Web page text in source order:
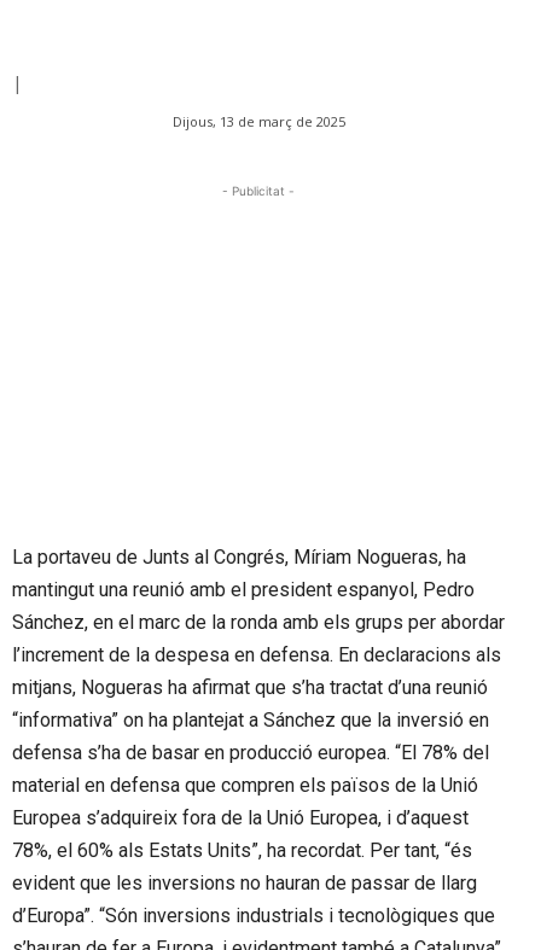
|
Dijous, 13 de març de 2025
- Publicitat -
La portaveu de Junts al Congrés, Míriam Nogueras, ha
mantingut una reunió amb el president espanyol, Pedro
Sánchez, en el marc de la ronda amb els grups per abordar
l’increment de la despesa en defensa. En declaracions als
mitjans, Nogueras ha afirmat que s’ha tractat d’una reunió
“informativa” on ha plantejat a Sánchez que la inversió en
defensa s’ha de basar en producció europea. “El 78% del
material en defensa que compren els països de la Unió
Europea s’adquireix fora de la Unió Europea, i d’aquest
78%, el 60% als Estats Units”, ha recordat. Per tant, “és
evident que les inversions no hauran de passar de llarg
d’Europa”. “Són inversions industrials i tecnològiques que